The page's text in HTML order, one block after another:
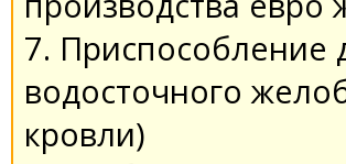
7. Приспособление
водосточного
кровли)